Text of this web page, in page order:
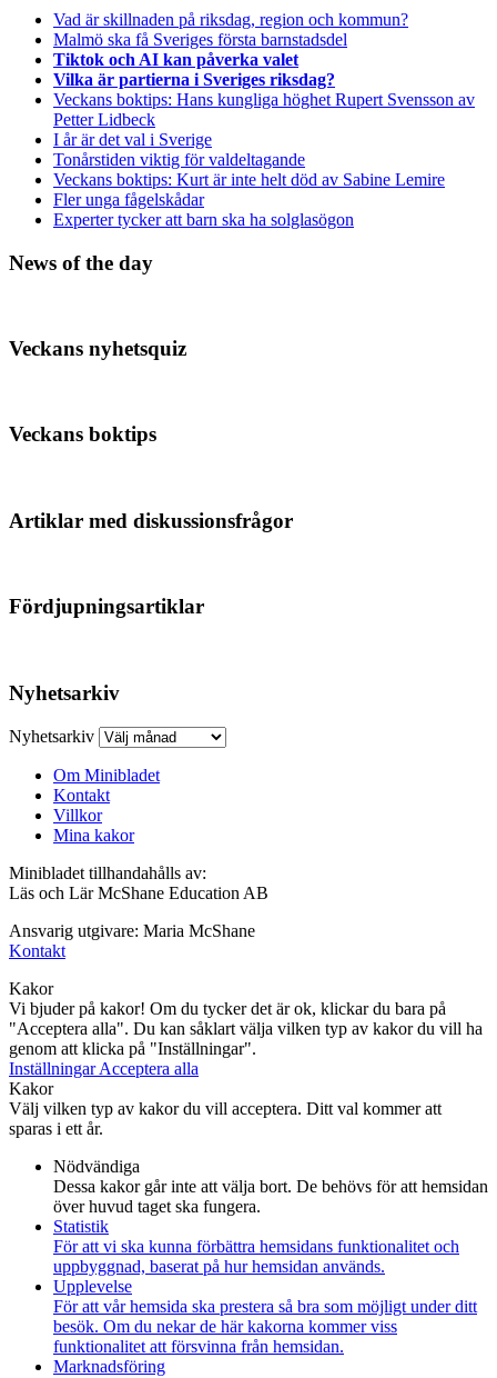
Vad är skillnaden på riksdag, region och kommun?
Malmö ska få Sveriges första barnstadsdel
Tiktok och AI kan påverka valet
Vilka är partierna i Sveriges riksdag?
Veckans boktips: Hans kungliga höghet Rupert Svensson av
Petter Lidbeck
I år är det val i Sverige
Tonårstiden viktig för valdeltagande
Veckans boktips: Kurt är inte helt död av Sabine Lemire
Fler unga fågelskådar
Experter tycker att barn ska ha solglasögon
News of the day
Veckans nyhetsquiz
Veckans boktips
Artiklar med diskussionsfrågor
Fördjupningsartiklar
Nyhetsarkiv
Nyhetsarkiv
Om Minibladet
Kontakt
Villkor
Mina kakor
Minibladet tillhandahålls av:
Läs och Lär McShane Education AB
Ansvarig utgivare: Maria McShane
Kontakt
Kakor
Vi bjuder på kakor! Om du tycker det är ok, klickar du bara på
"Acceptera alla". Du kan såklart välja vilken typ av kakor du vill ha
genom att klicka på "Inställningar".
InställningarAcceptera alla
Kakor
Välj vilken typ av kakor du vill acceptera. Ditt val kommer att
sparas i ett år.
Nödvändiga
Dessa kakor går inte att välja bort. De behövs för att hemsidan
över huvud taget ska fungera.
Statistik
För att vi ska kunna förbättra hemsidans funktionalitet och
uppbyggnad, baserat på hur hemsidan används.
Upplevelse
För att vår hemsida ska prestera så bra som möjligt under ditt
besök. Om du nekar de här kakorna kommer viss
funktionalitet att försvinna från hemsidan.
Marknadsföring